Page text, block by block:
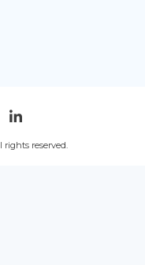
rights reserved.